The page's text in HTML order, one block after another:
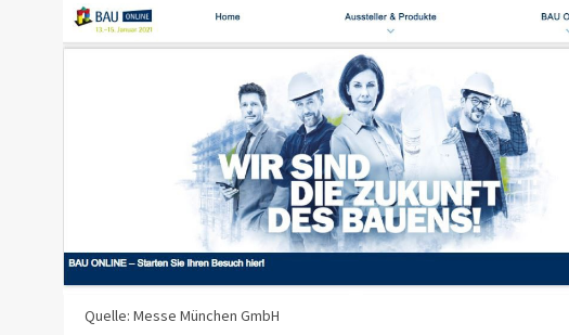
Quelle: Messe München GmbH